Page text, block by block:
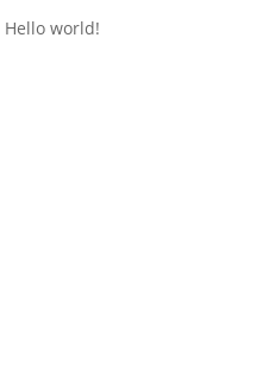
Hello world!